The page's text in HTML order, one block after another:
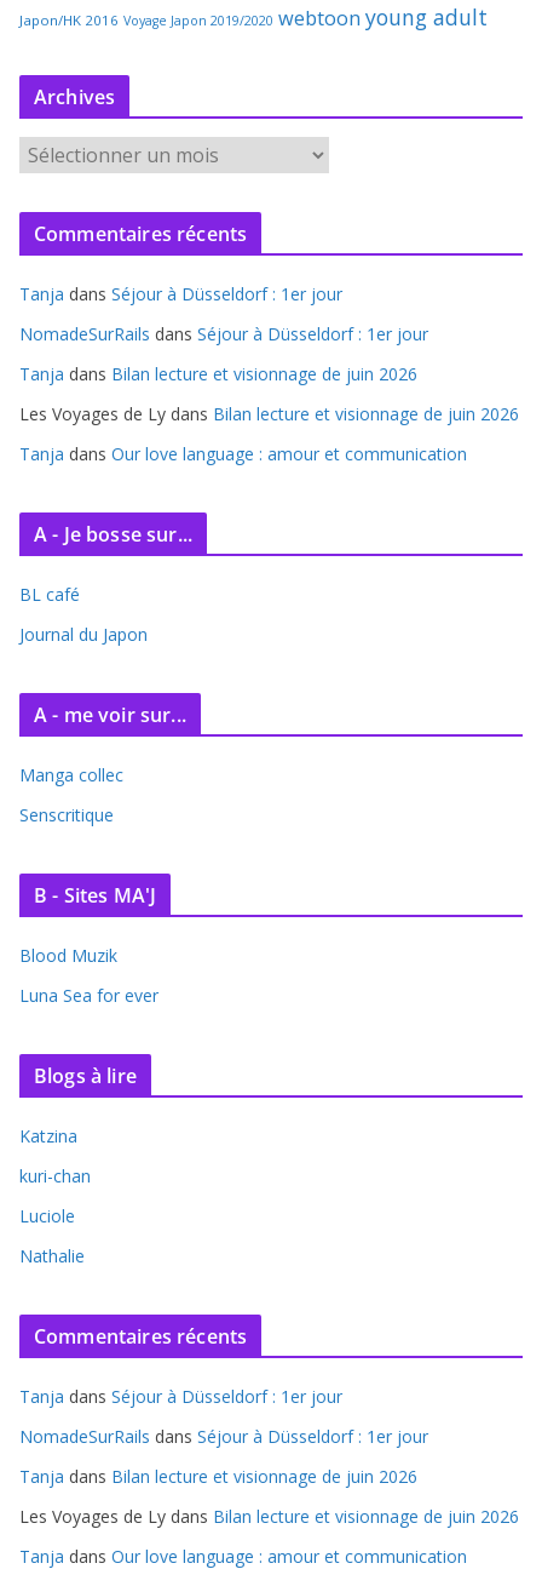
Japon/HK 2016 Voyage Japon 2019/2020 webtoon young adult
Archives
r
c
v
e
Commentaires récents
Tanja dans Séjour à Düsseldorf : 1er jour
NomadeSurRails dans Séjour à Düsseldorf : 1er jour
Tanja dans Bilan lecture et visionnage de juin 2026
Les Voyages de Ly dans Bilan lecture et visionnage de juin 2026
Tanja dans Our love language : amour et communication
A - Je bosse sur...
BL café
Journal du Japon
A - me voir sur...
Manga collec
Senscritique
B - Sites MA'J
Blood Muzik
Luna Sea for ever
Blogs à lire
Katzina
kuri-chan
Luciole
Nathalie
Commentaires récents
Tanja dans Séjour à Düsseldorf : 1er jour
NomadeSurRails dans Séjour à Düsseldorf : 1er jour
Tanja dans Bilan lecture et visionnage de juin 2026
Les Voyages de Ly dans Bilan lecture et visionnage de juin 2026
Tanja dans Our love language : amour et communication